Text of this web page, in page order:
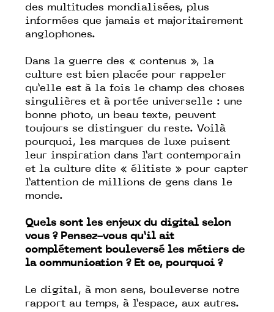
des multitudes mondialisées, plus
informées que jamais et majoritairement
anglophones.
Dans la guerre des « contenus », la
culture est bien placée pour rappeler
qu’elle est à la fois le champ des choses
singulières et à portée universelle : une
bonne photo, un beau texte, peuvent
toujours se distinguer du reste. Voilà
pourquoi, les marques de luxe puisent
leur inspiration dans l’art contemporain
et la culture dite « élitiste » pour capter
l’attention de millions de gens dans le
monde.
Quels sont les enjeux du digital selon
vous ? Pensez-vous qu’il ait
complétement bouleversé les métiers de
la communication ? Et ce, pourquoi ?
Le digital, à mon sens, bouleverse notre
rapport au temps, à l’espace, aux autres.